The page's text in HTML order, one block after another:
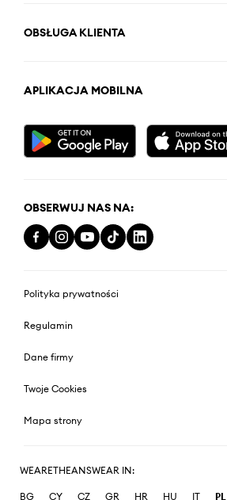
OBSŁUGA KLIENTA
APLIKACJA MOBILNA
OBSERWUJ NAS NA:
Polityka prywatności
Regulamin
Dane firmy
Twoje Cookies
Mapa strony
WEARETHEANSWEAR IN:
BG CY CZ GR HR HU IT PL